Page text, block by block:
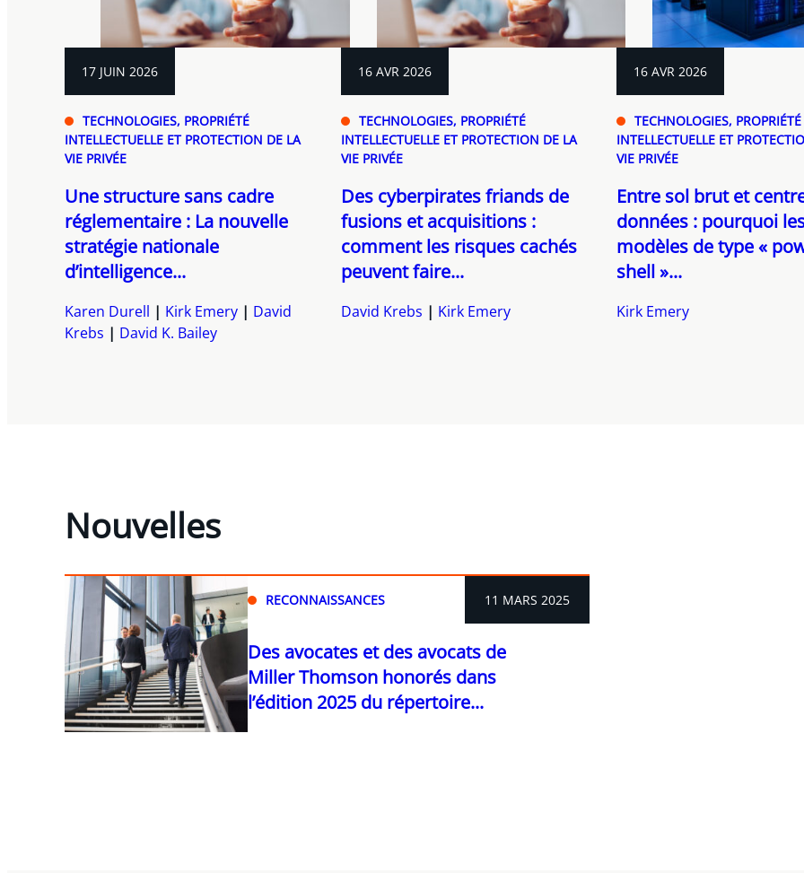
17 JUIN 2026
TECHNOLOGIES, PROPRIÉTÉ
INTELLECTUELLE ET PROTECTION DE LA
VIE PRIVÉE
Une structure sans cadre
réglementaire : La nouvelle
stratégie nationale
d’intelligence...
Karen Durell Kirk Emery
David
Krebs
David K. Bailey
16 AVR 2026
TECHNOLOGIES, PROPRIÉTÉ
INTELLECTUELLE ET PROTECTION DE LA
VIE PRIVÉE
Des cyberpirates friands de
fusions et acquisitions :
comment les risques cachés
peuvent faire...
David Krebs Kirk Emery
16 AVR 2026
TECHNOLOGIES, PROPRIÉTÉ
INTELLECTUELLE ET
VIE PRIVÉE
Entre sol brut et
données : pourquoi
modèles de type «
shell »...
Kirk Emery
Nouvelles
RECONNAISSANCES 11 MARS 2025
Des avocates et des avocats de
Miller Thomson honorés dans
l’édition 2025 du répertoire...